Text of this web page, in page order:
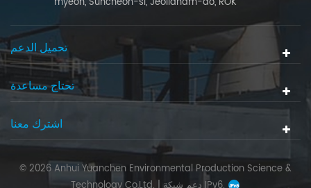
تحميل الدعم
تحتاج مساعدة
اشترك معنا
© 2026 Anhui Yuanchen Environmental Production Science &